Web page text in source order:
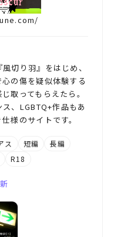
切り羽』をはじめ、
の傷を疑似体験する
取ってもらえたら。
、LGBTQ+作品もあ
様のサイトです。
ス 短編
長編
R18